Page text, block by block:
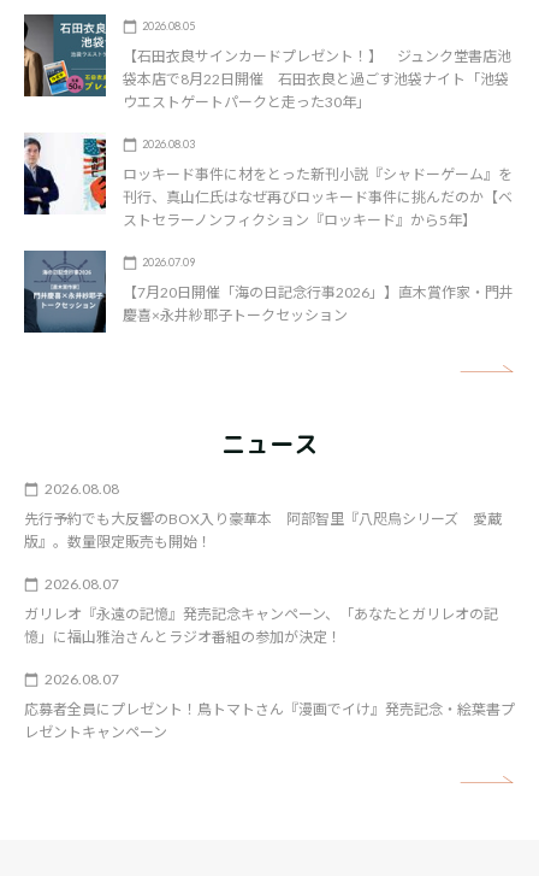
2026.08.05
【石田衣良サインカードプレゼント！】 ジュンク堂書店池
袋本店で8月22日開催 石田衣良と過ごす池袋ナイト「池袋
ウエストゲートパークと走った30年」
2026.08.03
ロッキード事件に材をとった新刊小説『シャドーゲーム』を
刊行、真山仁氏はなぜ再びロッキード事件に挑んだのか【ベ
ストセラーノンフィクション『ロッキード』から5年】
2026.07.09
【7月20日開催「海の日記念行事2026」】直木賞作家・門井
慶喜×永井紗耶子トークセッション
ニュース
2026.08.08
先行予約でも大反響のBOX入り豪華本 阿部智里『八咫烏シリーズ 愛蔵
版』。数量限定販売も開始！
2026.08.07
ガリレオ『永遠の記憶』発売記念キャンペーン、「あなたとガリレオの記
憶」に福山雅治さんとラジオ番組の参加が決定！
2026.08.07
応募者全員にプレゼント！鳥トマトさん『漫画でイけ』発売記念・絵葉書プ
レゼントキャンペーン